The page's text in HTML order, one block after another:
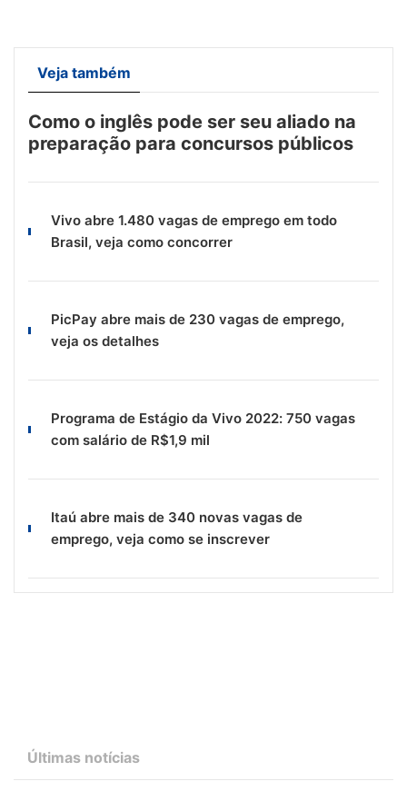
Veja também
Como o inglês pode ser seu aliado na
preparação para concursos públicos
Vivo abre 1.480 vagas de emprego em todo
Brasil, veja como concorrer
PicPay abre mais de 230 vagas de emprego,
veja os detalhes
Programa de Estágio da Vivo 2022: 750 vagas
com salário de R$1,9 mil
Itaú abre mais de 340 novas vagas de
emprego, veja como se inscrever
Últimas notícias